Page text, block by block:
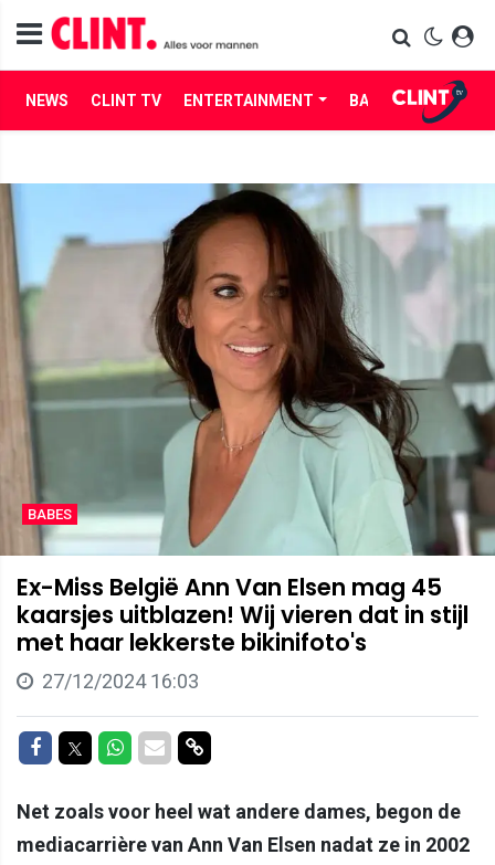
NEWS CLINT TV ENTERTAINMENT BABES LIFE
BABES
Ex-Miss België Ann Van Elsen mag 45
kaarsjes uitblazen! Wij vieren dat in stijl
met haar lekkerste bikinifoto's
27/12/2024 16:03
Delen op Facebook
Delen op Twitter
Delen op Whatsapp
Delen via Mail
Delen via link
Net zoals voor heel wat andere dames, begon de
mediacarrière van Ann Van Elsen nadat ze in 2002